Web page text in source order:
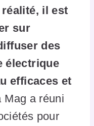
il est
sur
des
électrique
efficaces et
Mag a réuni
pour